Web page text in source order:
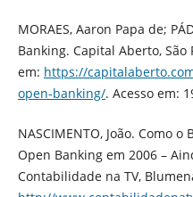
MORAES, Aaron Papa de;
Banking. Capital Aberto,
em: https://
open-banking/. Acesso em:
NASCIMENTO, João. Como
Open Banking em 2006 –
Contabilidade na TV,